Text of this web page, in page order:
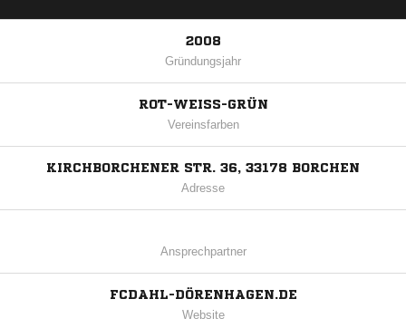
2008
Gründungsjahr
ROT-WEISS-GRÜN
Vereinsfarben
KIRCHBORCHENER STR. 36, 33178 BORCHEN
Adresse
Ansprechpartner
FCDAHL-DÖRENHAGEN.DE
Website